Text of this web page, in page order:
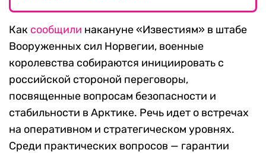
Как сообщили накануне «Известиям» в штабе
Вооруженных сил Норвегии, военные
королевства собираются инициировать с
российской стороной переговоры,
посвященные вопросам безопасности и
стабильности в Арктике. Речь идет о встречах
на оперативном и стратегическом уровнях.
Среди практических вопросов — гарантии